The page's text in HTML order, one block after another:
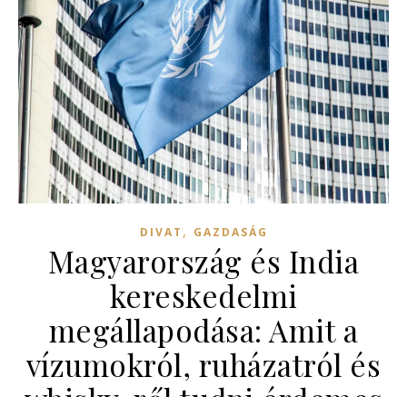
DIVAT , GAZDASÁG
Magyarország és India
kereskedelmi
megállapodása: Amit a
vízumokról, ruházatról és